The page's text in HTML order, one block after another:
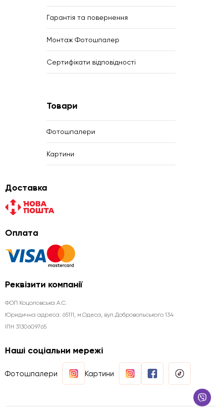
Гарантія та повернення
Монтаж Фотошпалер
Сертифікати відповідності
Товари
Фотошпалери
Картини
Доставка
Оплата
Реквізити компанії
ФОП Коцоловська А.С.
Юридична aдреса: 65111, м.Одеса, вул.Добровольського 134
ІПН 3130609765
Наші соціальни мережі
Фотошпалери Картини